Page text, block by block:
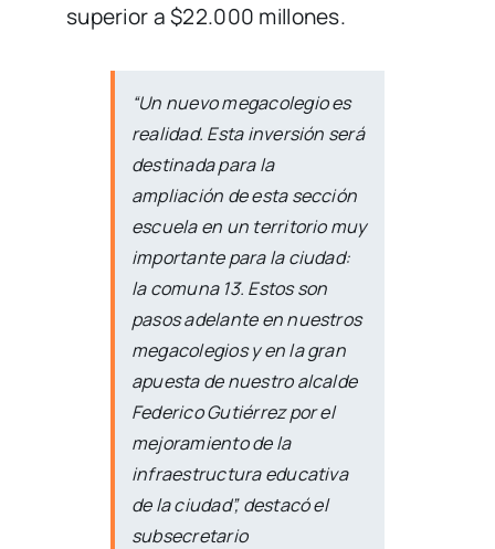
superior a $22.000 millones.
“Un nuevo megacolegio es
realidad. Esta inversión será
destinada para la
ampliación de esta sección
escuela en un territorio muy
importante para la ciudad:
la comuna 13. Estos son
pasos adelante en nuestros
megacolegios y en la gran
apuesta de nuestro alcalde
Federico Gutiérrez por el
mejoramiento de la
infraestructura educativa
de la ciudad”, destacó el
subsecretario